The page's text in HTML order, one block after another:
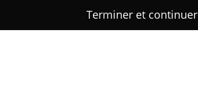
Terminer et continuer